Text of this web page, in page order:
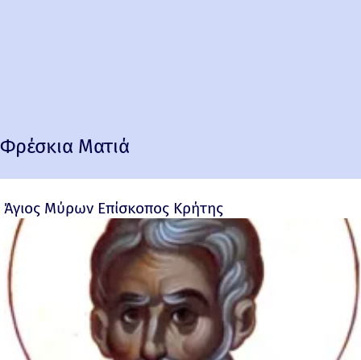
Φρέσκια Ματιά
Άγιος Μύρων Επίσκοπος Κρήτης